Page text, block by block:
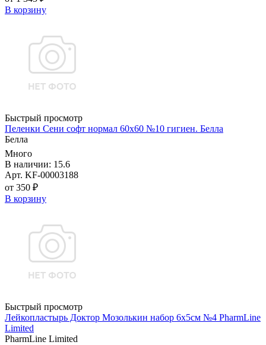
В корзину
Быстрый просмотр
Пеленки Сени софт нормал 60х60 №10 гигиен. Белла
Белла
Много
В наличии: 15.6
Арт. KF-00003188
от 350 ₽
В корзину
Быстрый просмотр
Лейкопластырь Доктор Мозолькин набор 6х5см №4 PharmLine
Limited
PharmLine Limited